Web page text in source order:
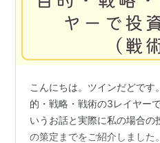
こんにちは。ツインだどです
的・戦略・戦術の3レイヤー
いうお話と実際に私の場合の
の策定までをご紹介しました